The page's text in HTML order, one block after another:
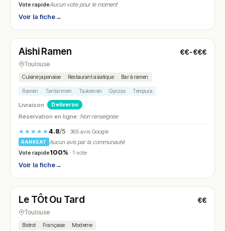
Vote rapideAucun vote pour le moment
Voir la fiche→
N° 16
Aishi Ramen €€-€€€
Toulouse
Cuisine japonaise Restaurant asiatique Bar à ramen
Ramen Tantanmen Tsukemen Gyozas Tempura
Livraison : Deliveroo
Réservation en ligne :Non renseignée
★★★★★4.8/5· 365 avis Google
RANKEAT
Aucun avis par la communauté
Vote rapide100% · 1 vote
Voir la fiche→
N° 17
Le TÔt Ou Tard €€
Toulouse
Bistrot Française Moderne